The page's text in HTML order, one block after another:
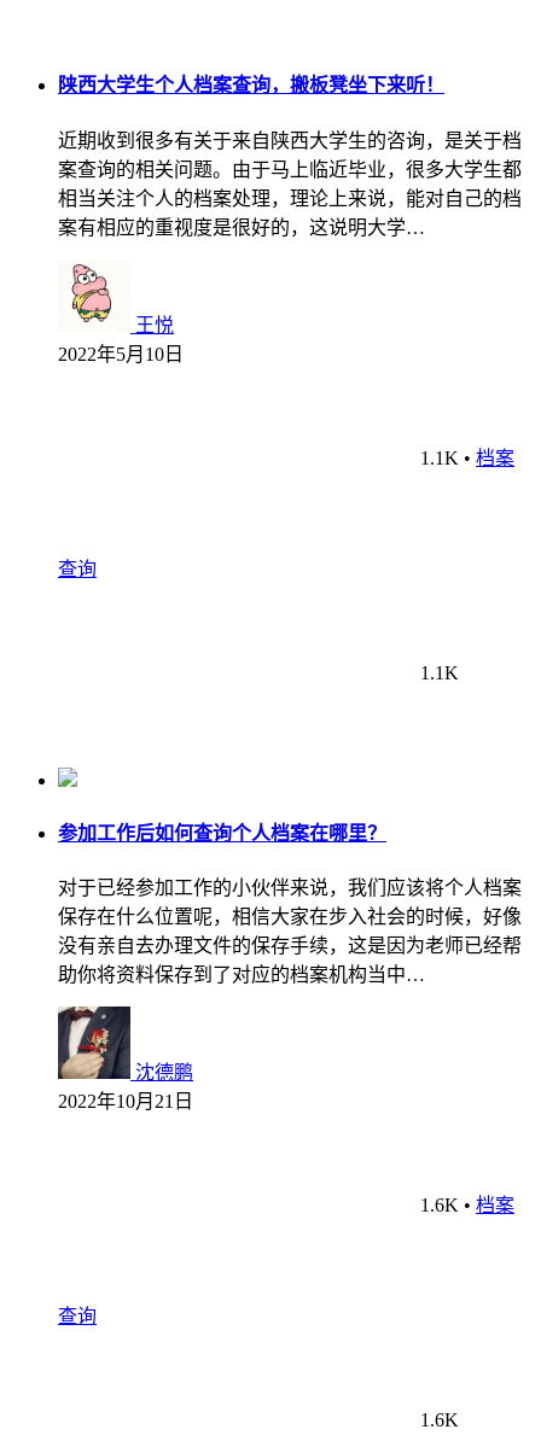
陕西大学生个人档案查询，搬板凳坐下来听！
近期收到很多有关于来自陕西大学生的咨询，是关于档
案查询的相关问题。由于马上临近毕业，很多大学生都
相当关注个人的档案处理，理论上来说，能对自己的档
案有相应的重视度是很好的，这说明大学…
王悦
2022年5月10日
1.1K • 档案
查询
1.1K
参加工作后如何查询个人档案在哪里？
对于已经参加工作的小伙伴来说，我们应该将个人档案
保存在什么位置呢，相信大家在步入社会的时候，好像
没有亲自去办理文件的保存手续，这是因为老师已经帮
助你将资料保存到了对应的档案机构当中…
沈德鹏
2022年10月21日
1.6K • 档案
查询
1.6K